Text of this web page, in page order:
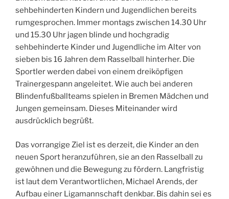
sehbehinderten Kindern und Jugendlichen bereits
rumgesprochen. Immer montags zwischen 14.30 Uhr
und 15.30 Uhr jagen blinde und hochgradig
sehbehinderte Kinder und Jugendliche im Alter von
sieben bis 16 Jahren dem Rasselball hinterher. Die
Sportler werden dabei von einem dreiköpfigen
Trainergespann angeleitet. Wie auch bei anderen
Blindenfußballteams spielen in Bremen Mädchen und
Jungen gemeinsam. Dieses Miteinander wird
ausdrücklich begrüßt.
Das vorrangige Ziel ist es derzeit, die Kinder an den
neuen Sport heranzuführen, sie an den Rasselball zu
gewöhnen und die Bewegung zu fördern. Langfristig
ist laut dem Verantwortlichen, Michael Arends, der
Aufbau einer Ligamannschaft denkbar. Bis dahin sei es